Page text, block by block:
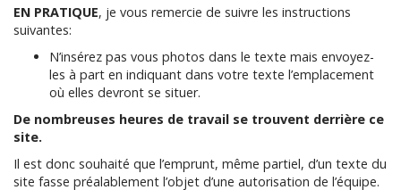
EN PRATIQUE, je vous remercie de suivre les instructions
suivantes:
N’insérez pas vous photos dans le texte mais envoyez-
les à part en indiquant dans votre texte l’emplacement
où elles devront se situer.
De nombreuses heures de travail se trouvent derrière ce
site.
Il est donc souhaité que l’emprunt, même partiel, d’un texte du
site fasse préalablement l’objet d’une autorisation de l’équipe.